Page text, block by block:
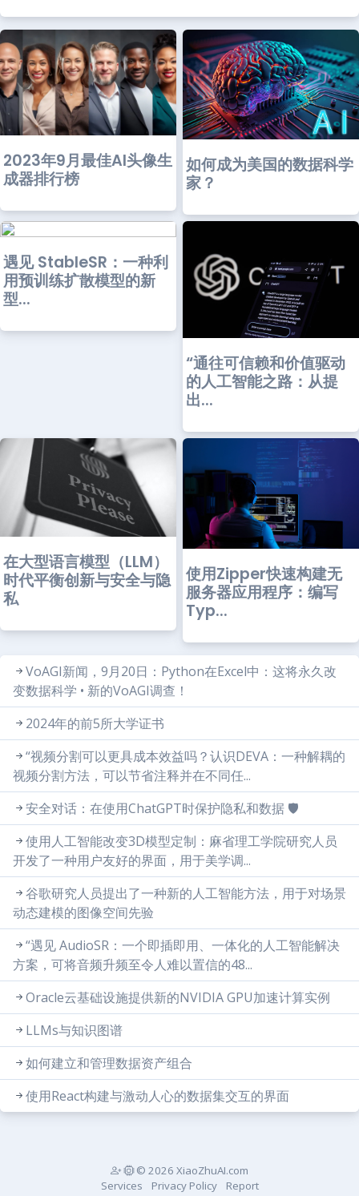
2023年9月最佳AI头像生
成器排行榜
如何成为美国的数据科学
家？
遇见 StableSR：一种利
用预训练扩散模型的新
型...
“通往可信赖和价值驱动
的人工智能之路：从提
出...
在大型语言模型（LLM）
时代平衡创新与安全与隐
私
使用Zipper快速构建无
服务器应用程序：编写
Typ...
VoAGI新闻，9月20日：Python在Excel中：这将永久改
变数据科学 • 新的VoAGI调查！
2024年的前5所大学证书
“视频分割可以更具成本效益吗？认识DEVA：一种解耦的
视频分割方法，可以节省注释并在不同任...
安全对话：在使用ChatGPT时保护隐私和数据 🛡️
使用人工智能改变3D模型定制：麻省理工学院研究人员
开发了一种用户友好的界面，用于美学调...
谷歌研究人员提出了一种新的人工智能方法，用于对场景
动态建模的图像空间先验
“遇见 AudioSR：一个即插即用、一体化的人工智能解决
方案，可将音频升频至令人难以置信的48...
Oracle云基础设施提供新的NVIDIA GPU加速计算实例
LLMs与知识图谱
如何建立和管理数据资产组合
使用React构建与激动人心的数据集交互的界面
© 2026 XiaoZhuAI.com
Services
Privacy Policy Report